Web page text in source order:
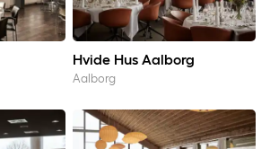
Hvide Hus Aalborg
Aalborg
Klarskovgaard